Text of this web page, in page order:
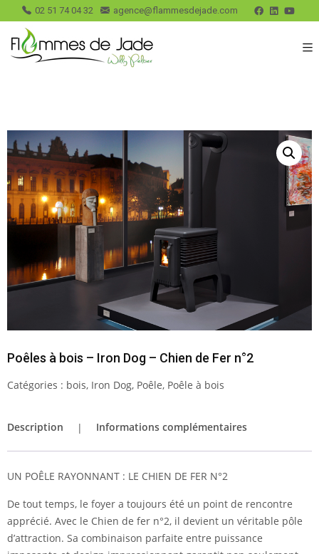
02 51 74 04 32 agence@flammesdejade.com
Poêles à bois – Iron Dog – Chien de Fer n°2
Catégories : bois, Iron Dog, Poêle, Poêle à bois
Description Informations complémentaires
UN POÊLE RAYONNANT : LE CHIEN DE FER N°2
De tout temps, le foyer a toujours été un point de rencontre
apprécié. Avec le Chien de fer n°2, il devient un véritable pôle
d’attraction. Sa combinaison parfaite entre puissance